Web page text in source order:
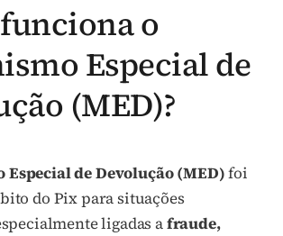
o
Especial de
(MED)?
Especial de Devolução (MED)foi
do Pix para situações
ligadas afraude,